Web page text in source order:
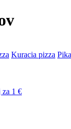
Kuracia pizza
za 1 €